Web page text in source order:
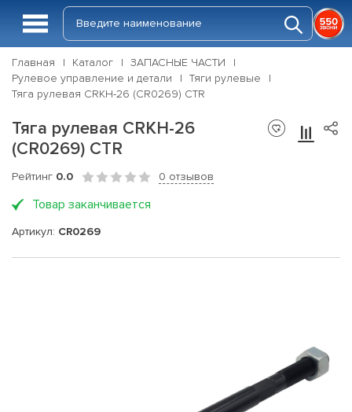
Главная Каталог
ЗАПАСНЫЕ ЧАСТИ
Рулевое управление и детали
Тяги рулевые
Тяга рулевая CRKH-26 (CR0269) CTR
Тяга рулевая CRKH-26
(CR0269) CTR
Рейтинг 0.0 0 отзывов
Товар заканчивается
Артикул: CR0269